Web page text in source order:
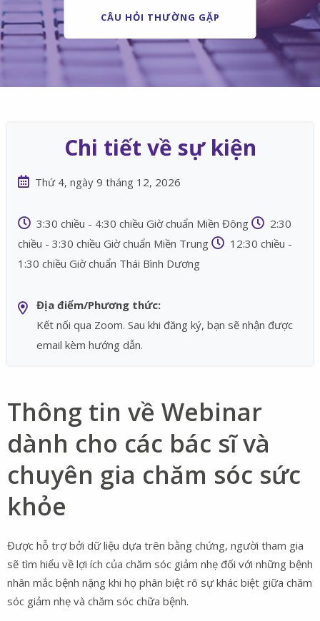
CÂU HỎI THƯỜNG GẶP
Thông tin về Webinar
dành cho các bác sĩ và
chuyên gia chăm sóc sức
khỏe
Được hỗ trợ bởi dữ liệu dựa trên bằng chứng, người tham gia
sẽ tìm hiểu về lợi ích của chăm sóc giảm nhẹ đối với những bệnh
nhân mắc bệnh nặng khi họ phân biệt rõ sự khác biệt giữa chăm
sóc giảm nhẹ và chăm sóc chữa bệnh.
Chi tiết về sự kiện
Thứ 4, ngày 9 tháng 12, 2026
3:30 chiều - 4:30 chiều Giờ chuẩn Miền Đông
2:30
chiều - 3:30 chiều Giờ chuẩn Miền Trung
12:30 chiều -
1:30 chiều Giờ chuẩn Thái Bình Dương
Địa điểm/Phương thức:
Kết nối qua Zoom. Sau khi đăng ký, bạn sẽ nhận được
email kèm hướng dẫn.